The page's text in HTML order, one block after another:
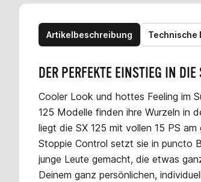
Artikelbeschreibung Technische
DER PERFEKTE EINSTIEG IN
Cooler Look und hottes Feeling im
125 Modelle finden ihre Wurzeln in
liegt die SX 125 mit vollen 15 PS
Stoppie Control setzt sie in puncto
junge Leute gemacht, die etwas
Deinem ganz persönlichen,